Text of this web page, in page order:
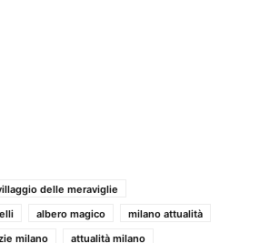
delle meraviglie
albero magico
milano attualità
milano attualità milano